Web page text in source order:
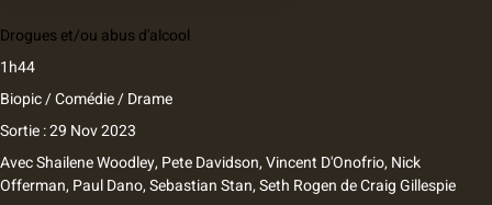
Drogues et/ou abus d'alcool
1h44
Biopic / Comédie / Drame
Sortie : 29 Nov 2023
AvecShailene Woodley, Pete Davidson, Vincent D'Onofrio, Nick
Offerman, Paul Dano, Sebastian Stan, Seth RogendeCraig Gillespie